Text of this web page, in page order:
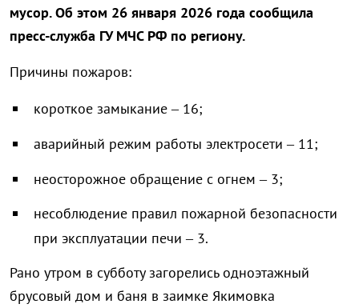
мусор. Об этом 26 января 2026 года сообщила
пресс-служба ГУ МЧС РФ по региону.
Причины пожаров:
короткое замыкание – 16;
аварийный режим работы электросети – 11;
неосторожное обращение с огнем – 3;
несоблюдение правил пожарной безопасности
при эксплуатации печи – 3.
Рано утром в субботу загорелись одноэтажный
брусовый дом и баня в заимке Якимовка